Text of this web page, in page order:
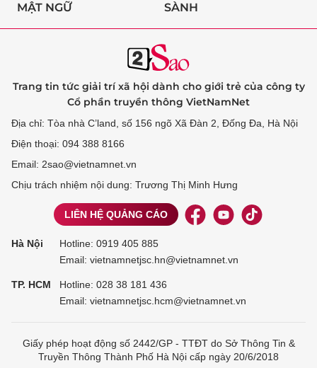
MẬT NGỮ SÀNH
Trang tin tức giải trí xã hội dành cho giới trẻ của công ty
Cổ phần truyền thông VietNamNet
Địa chỉ: Tòa nhà C’land, số 156 ngõ Xã Đàn 2, Đống Đa, Hà Nội
Điện thoại: 094 388 8166
Email: 2sao@vietnamnet.vn
Chịu trách nhiệm nội dung: Trương Thị Minh Hưng
LIÊN HỆ QUẢNG CÁO
Hà Nội Hotline: 0919 405 885
Email: vietnamnetjsc.hn@vietnamnet.vn
TP. HCM Hotline: 028 38 181 436
Email: vietnamnetjsc.hcm@vietnamnet.vn
Giấy phép hoạt động số 2442/GP - TTĐT do Sở Thông Tin &
Truyền Thông Thành Phố Hà Nội cấp ngày 20/6/2018